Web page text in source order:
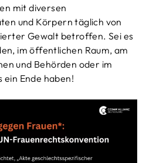
mit diversen
und Körpern täglich von
Gewalt betroffen. Sei es
im öffentlichen Raum, am
und Behörden oder im
ein Ende haben!